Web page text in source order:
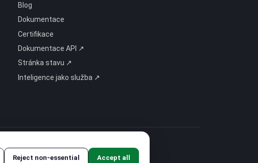
Blog
Dokumentace
Certifikace
Dokumentace API ↗
Stránka stavu ↗
Inteligence jako služba ↗
Reject non-essential Accept all